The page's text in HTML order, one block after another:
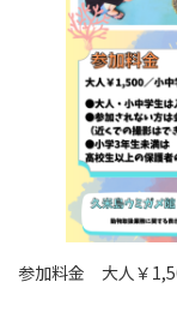
参加料金 大人￥